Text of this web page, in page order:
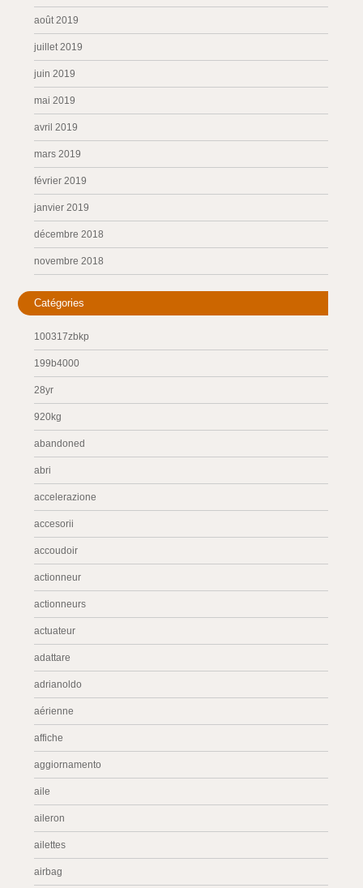
août 2019
juillet 2019
juin 2019
mai 2019
avril 2019
mars 2019
février 2019
janvier 2019
décembre 2018
novembre 2018
Catégories
100317zbkp
199b4000
28yr
920kg
abandoned
abri
accelerazione
accesorii
accoudoir
actionneur
actionneurs
actuateur
adattare
adrianoldo
aérienne
affiche
aggiornamento
aile
aileron
ailettes
airbag